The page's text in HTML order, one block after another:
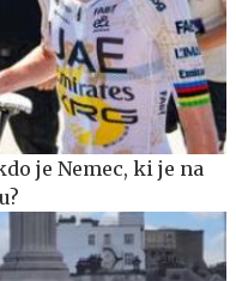
je Nemec, ki je na